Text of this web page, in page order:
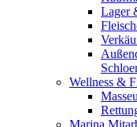
Lager
Wellness &
Marina